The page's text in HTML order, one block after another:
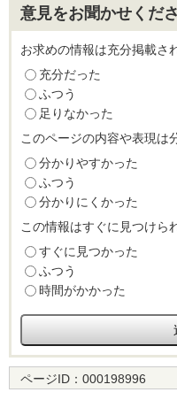
意見をお聞かせくだ
お求めの情報は充分掲載さ
充分だった
ふつう
足りなかった
このページの内容や表現は
分かりやすかった
ふつう
分かりにくかった
この情報はすぐに見つけら
すぐに見つかった
ふつう
時間がかかった
ページID： 000198996